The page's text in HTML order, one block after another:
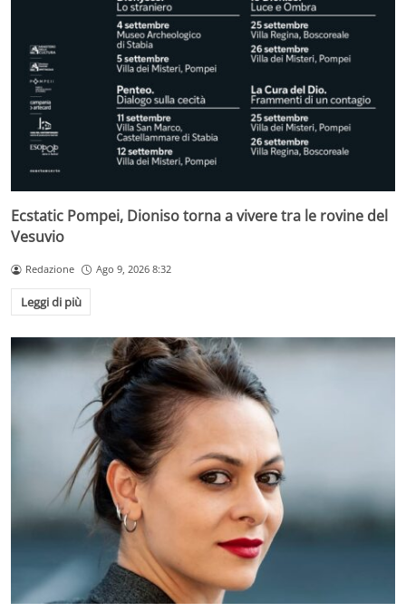
Ecstatic Pompei, Dioniso torna a vivere tra le rovine del
Vesuvio
Redazione Ago 9, 2026 8:32
Leggi di più